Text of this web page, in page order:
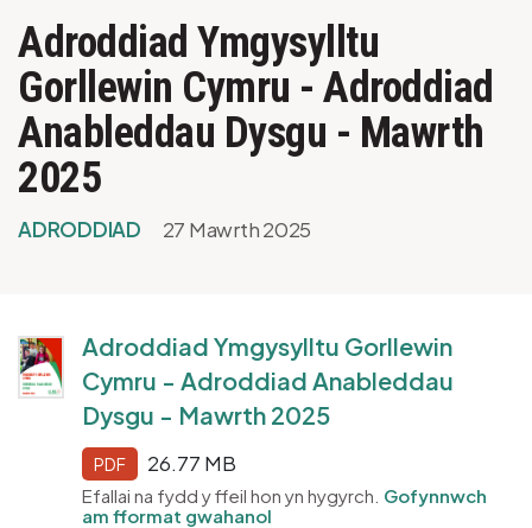
Adroddiad Ymgysylltu
Gorllewin Cymru - Adroddiad
Anableddau Dysgu - Mawrth
2025
ADRODDIAD 27 Mawrth 2025
Adroddiad Ymgysylltu Gorllewin
Cymru - Adroddiad Anableddau
Dysgu - Mawrth 2025
PDF 26.77 MB
Efallai na fydd y ffeil hon yn hygyrch. Gofynnwch
am fformat gwahanol